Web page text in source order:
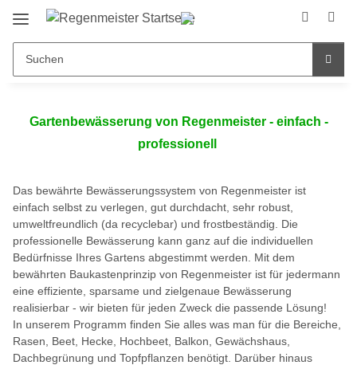
Gartenbewässerung von Regenmeister - einfach -
professionell
Das bewährte Bewässerungssystem von Regenmeister ist
einfach selbst zu verlegen, gut durchdacht, sehr robust,
umweltfreundlich (da recyclebar) und frostbeständig. Die
professionelle Bewässerung kann ganz auf die individuellen
Bedürfnisse Ihres Gartens abgestimmt werden. Mit dem
bewährten Baukastenprinzip von Regenmeister ist für jedermann
eine effiziente, sparsame und zielgenaue Bewässerung
realisierbar - wir bieten für jeden Zweck die passende Lösung!
In unserem Programm finden Sie alles was man für die Bereiche,
Rasen, Beet, Hecke, Hochbeet, Balkon, Gewächshaus,
Dachbegrünung und Topfpflanzen benötigt. Darüber hinaus